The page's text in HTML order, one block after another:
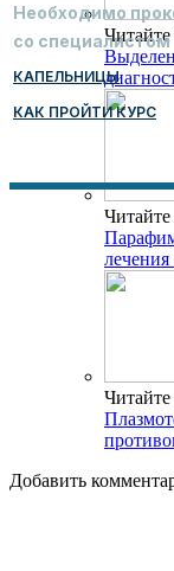
Добавить
Необходимо
со специалистом
КАПЕЛЬНИЦЫ
КАК ПРОЙТИ КУРС